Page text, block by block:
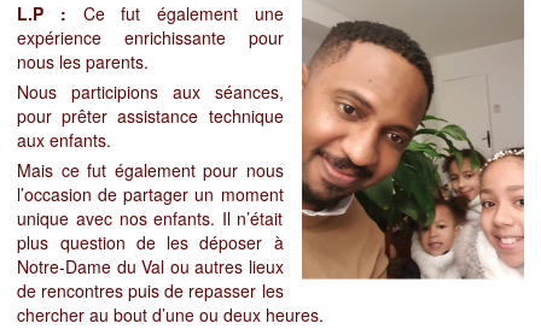
L.P : Ce fut également une
expérience enrichissante pour
nous les parents.
Nous participions aux séances,
pour prêter assistance technique
aux enfants.
Mais ce fut également pour nous
l’occasion de partager un moment
unique avec nos enfants. Il n’était
plus question de les déposer à
Notre-Dame du Val ou autres lieux
de rencontres puis de repasser les
chercher au bout d’une ou deux heures.